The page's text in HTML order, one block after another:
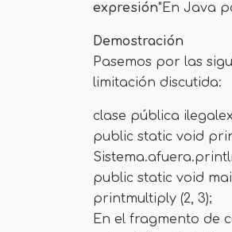
expresión"En Java
Demostración
Pasemos por las
limitación discutida:
clase pública
public static void
public static void
printmultiply (2, 3);
En el fragmento de